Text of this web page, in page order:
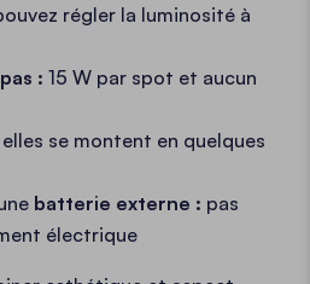
régler la luminosité à
: 15 W par spot et aucun
elles se montent en quelques
batterie externe : pas
électrique